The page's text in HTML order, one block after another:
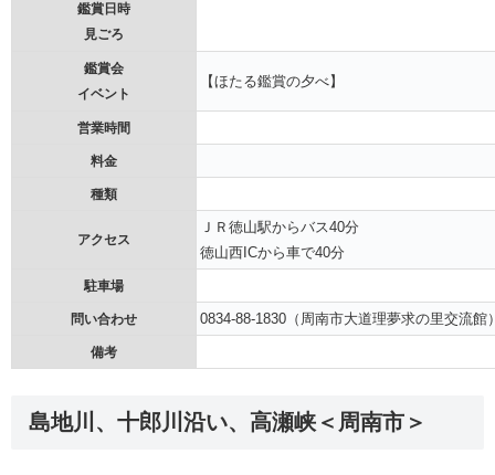
鑑賞日時
見ごろ
鑑賞会
イベント
【ほたる鑑賞の夕べ】
営業時間
料金
種類
アクセス
ＪＲ徳山駅からバス40分
徳山西ICから車で40分
駐車場
問い合わせ 0834-88-1830（周南市大道理夢求の里交流館
備考
島地川、十郎川沿い、高瀬峡＜周南市＞